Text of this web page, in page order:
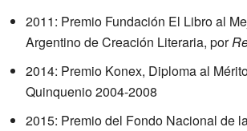
2011: Premio Fundación El Libro al
Argentino de Creación Literaria, por
2014: Premio Konex, Diploma al
Quinquenio 2004-2008
2015: Premio del Fondo Nacional de